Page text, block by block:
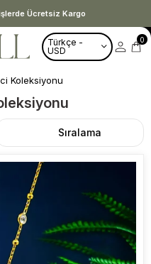
Ücretsiz Kargo
Türkçe -
USD
0
Koleksiyonu
Sıralama